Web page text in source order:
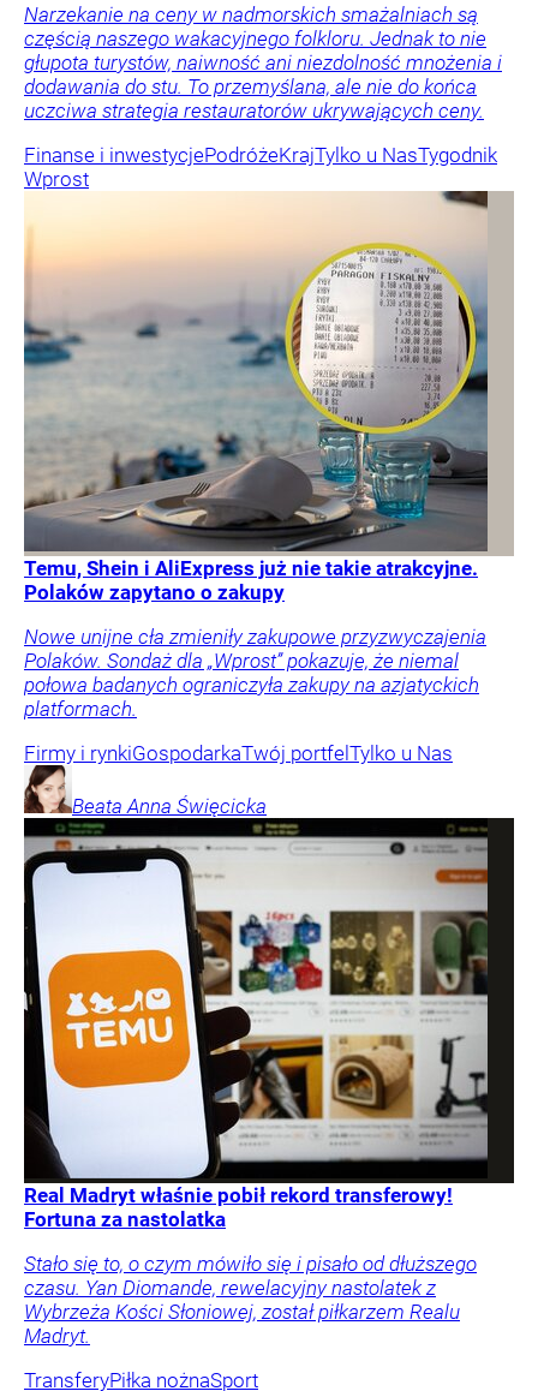
Narzekanie na ceny w nadmorskich smażalniach są
częścią naszego wakacyjnego folkloru. Jednak to nie
głupota turystów, naiwność ani niezdolność mnożenia i
dodawania do stu. To przemyślana, ale nie do końca
uczciwa strategia restauratorów ukrywających ceny.
Finanse i inwestycjePodróżeKrajTylko u NasTygodnik
Wprost
Temu, Shein i AliExpress już nie takie atrakcyjne.
Polaków zapytano o zakupy
Nowe unijne cła zmieniły zakupowe przyzwyczajenia
Polaków. Sondaż dla „Wprost” pokazuje, że niemal
połowa badanych ograniczyła zakupy na azjatyckich
platformach.
Firmy i rynkiGospodarkaTwój portfelTylko u Nas
Beata Anna Święcicka
Real Madryt właśnie pobił rekord transferowy!
Fortuna za nastolatka
Stało się to, o czym mówiło się i pisało od dłuższego
czasu. Yan Diomande, rewelacyjny nastolatek z
Wybrzeża Kości Słoniowej, został piłkarzem Realu
Madryt.
TransferyPiłka nożnaSport